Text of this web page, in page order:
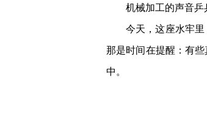
机械加工的声音乒
今天，这座水牢
那是时间在提醒：有
中。